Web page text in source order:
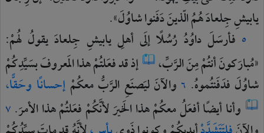
يابيشِجِلعادَهُمُالّذينَدَفَنواشاوُلَ».
٥ فأرسَلَداوُدُ رُسُلًا إلَى أهلِيابيشِ جِلعادَ يقولُ لهُمْ:
«مُبارَكونَأنتُمْمِنَالرَّبِّ، إذقدفعَلتُمْهذاالمَعروفَبسَيِّدِكُمْ
شاوُلَفدَفَنتُموهُ. ٦ والآنَليَصنَعِالرَّبُّمعكُمْإحسانًا وحَقًّا،
وأناأيضًاأفعَلُمعكُمْهذاالخَيرَلأنَّكُمْفعَلتُمْهذاالأمرَ. ٧